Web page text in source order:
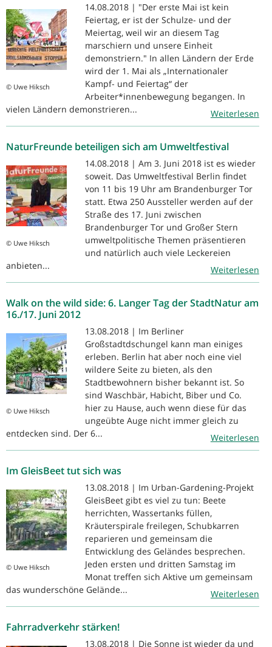
© Uwe Hiksch
14.08.2018 | "Der erste Mai ist kein
Feiertag, er ist der Schulze- und der
Meiertag, weil wir an diesem Tag
marschiern und unsere Einheit
demonstriern." In allen Ländern der Erde
wird der 1. Mai als „Internationaler
Kampf- und Feiertag“ der
Arbeiter*innenbewegung begangen. In
vielen Ländern demonstrieren...
Weiterlesen
NaturFreunde beteiligen sich am Umweltfestival
© Uwe Hiksch
14.08.2018 | Am 3. Juni 2018 ist es wieder
soweit. Das Umweltfestival Berlin findet
von 11 bis 19 Uhr am Brandenburger Tor
statt. Etwa 250 Aussteller werden auf der
Straße des 17. Juni zwischen
Brandenburger Tor und Großer Stern
umweltpolitische Themen präsentieren
und natürlich auch viele Leckereien
anbieten...
Weiterlesen
Walk on the wild side: 6. Langer Tag der StadtNatur am
16./17. Juni 2012
© Uwe Hiksch
13.08.2018 | Im Berliner
Großstadtdschungel kann man einiges
erleben. Berlin hat aber noch eine viel
wildere Seite zu bieten, als den
Stadtbewohnern bisher bekannt ist. So
sind Waschbär, Habicht, Biber und Co.
hier zu Hause, auch wenn diese für das
ungeübte Auge nicht immer gleich zu
entdecken sind. Der 6...
Weiterlesen
Im GleisBeet tut sich was
© Uwe Hiksch
13.08.2018 | Im Urban-Gardening-Projekt
GleisBeet gibt es viel zu tun: Beete
herrichten, Wassertanks füllen,
Kräuterspirale freilegen, Schubkarren
reparieren und gemeinsam die
Entwicklung des Geländes besprechen.
Jeden ersten und dritten Samstag im
Monat treffen sich Aktive um gemeinsam
das wunderschöne Gelände...
Weiterlesen
Fahrradverkehr stärken!
13.08.2018 | Die Sonne ist wieder da und